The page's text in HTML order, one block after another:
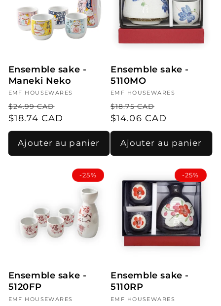
n
:
Ensemble sake -
Maneki Neko
Fournisseur :
EMF HOUSEWARES
Prix
habituel
$24.99 CAD
promotionnel
$18.74 CAD
Ajouter au panier
Ensemble sake -
5110MO
Fournisseur :
EMF HOUSEWARES
Prix
habituel
$18.75 CAD
$14.06 CAD
Ajouter au panier
-25%
Ensemble sake -
5120FP
Fournisseur :
EMF HOUSEWARES
-25%
Ensemble sake -
5110RP
Fournisseur :
EMF HOUSEWARES